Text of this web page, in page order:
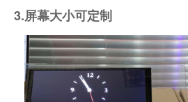
3.屏幕大小可定制